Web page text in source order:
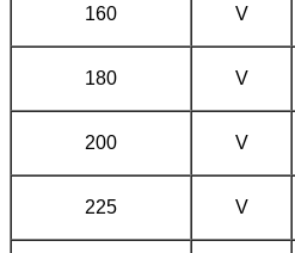
160 V
180 V
200 V
225 V